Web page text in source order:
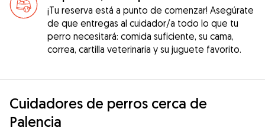
¡Tu reserva está a punto de comenzar! Asegúrate
de que entregas al cuidador/a todo lo que tu
perro necesitará: comida suficiente, su cama,
correa, cartilla veterinaria y su juguete favorito.
Cuidadores de perros cerca de
Palencia